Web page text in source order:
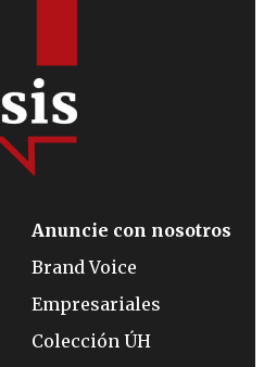
Anuncie con nosotros
Brand Voice
Empresariales
Colección ÚH